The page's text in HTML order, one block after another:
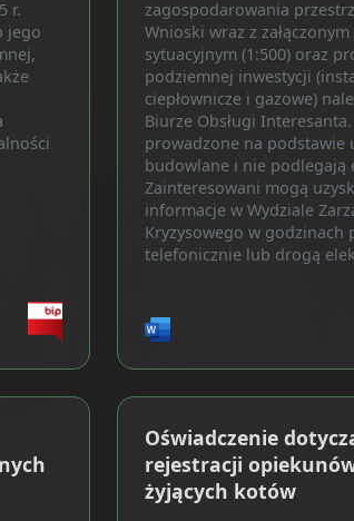
r.
jego
zagospodarowania
Wnioski wraz z
sytuacyjnym (1:500) oraz
podziemnej inwestycji
ciepłownicze i gazowe)
Biurze Obsługi
prowadzone na podstawie
budowlane i nie podlegają
Zainteresowani mogą
informacje w Wydziale
Kryzysowego w godzinach
telefonicznie lub drogą
Oświadczenie
rejestracji
żyjących kotów